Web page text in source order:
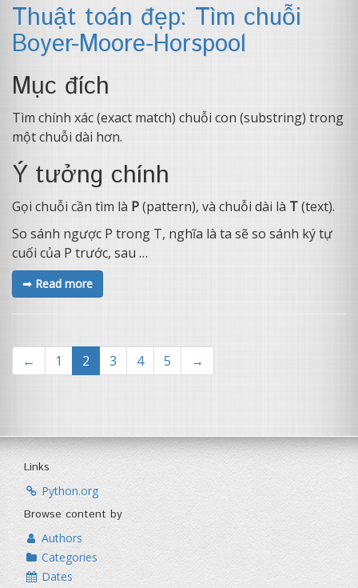
Thuật toán đẹp: Tìm chuỗi
Boyer-Moore-Horspool
Mục đích
Tìm chính xác (exact match) chuỗi con (substring) trong
một chuỗi dài hơn.
Ý tưởng chính
Gọi chuỗi cần tìm là P(pattern), và chuỗi dài là T(text).
So sánh ngược P trong T, nghĩa là ta sẽ so sánh ký tự
cuối của P trước, sau …
➟ Read more
← 1 2 (current)
3 4 5 →
Links
Python.org
Browse content by
Authors
Categories
Dates